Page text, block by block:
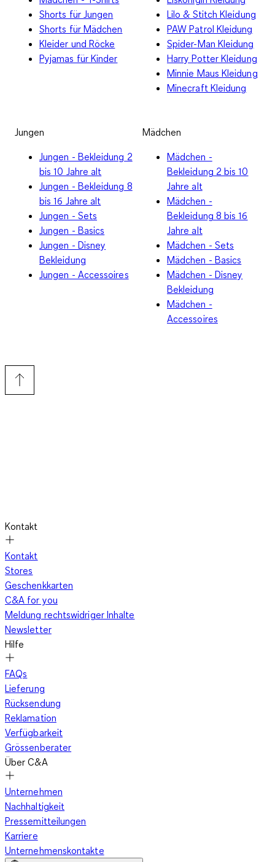
Shorts für Jungen
Shorts für Mädchen
Kleider und Röcke
Pyjamas für Kinder
Lilo & Stitch Kleidung
PAW Patrol Kleidung
Spider-Man Kleidung
Harry Potter Kleidung
Minnie Maus Kleidung
Minecraft Kleidung
Jungen
Jungen - Bekleidung 2
bis 10 Jahre alt
Jungen - Bekleidung 8
bis 16 Jahre alt
Jungen - Sets
Jungen - Basics
Jungen - Disney
Bekleidung
Jungen - Accessoires
Mädchen
Mädchen -
Bekleidung 2 bis 10
Jahre alt
Mädchen -
Bekleidung 8 bis 16
Jahre alt
Mädchen - Sets
Mädchen - Basics
Mädchen - Disney
Bekleidung
Mädchen -
Accessoires
Kontakt
Kontakt
Stores
Geschenkkarten
C&A for you
Meldung rechtswidriger Inhalte
Newsletter
Hilfe
FAQs
Lieferung
Rücksendung
Reklamation
Verfügbarkeit
Grössenberater
Über C&A
Unternehmen
Nachhaltigkeit
Pressemitteilungen
Karriere
Unternehmenskontakte